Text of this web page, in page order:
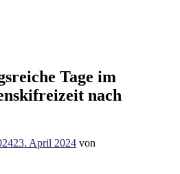
Tage im
nach
23. April 2024 von